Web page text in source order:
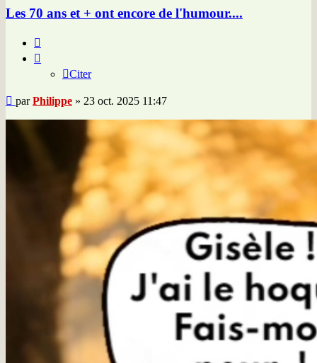
Les 70 ans et + ont encore de l'humour....
Citer
Message
parPhilippe » 23 oct. 2025 11:47